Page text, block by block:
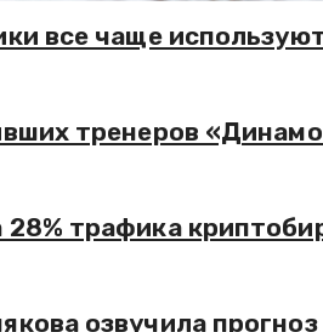
все чаще
тренеров
трафика
озвучила